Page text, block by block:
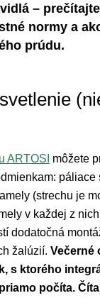
–
normy a
prúdu.
ARTOSI môžete
páliace
(strechu je
v každej z
dodatočná
žalúzií. Večerné
s ktorého
počíta.